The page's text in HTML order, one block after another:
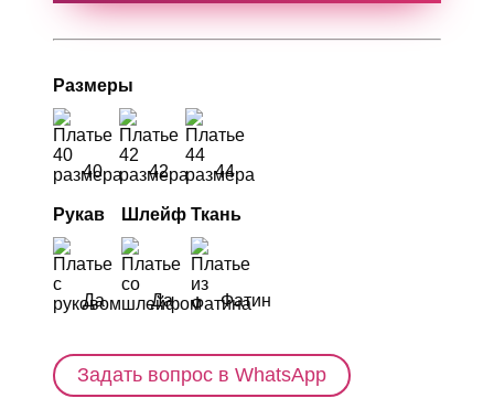
Размеры
40 42 44
Рукав
Да
Шлейф
Да
Ткань
Фатин
Задать вопрос в WhatsApp